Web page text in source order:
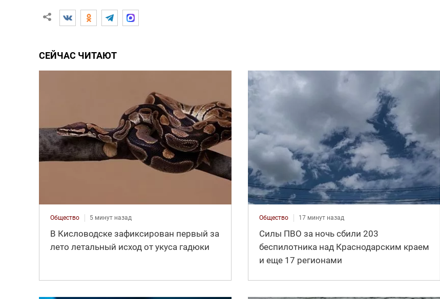
СЕЙЧАС ЧИТАЮТ
Общество 5 минут назад
В Кисловодске зафиксирован первый за
лето летальный исход от укуса гадюки
Общество 17 минут назад
Силы ПВО за ночь сбили 203
беспилотника над Краснодарским краем
и еще 17 регионами